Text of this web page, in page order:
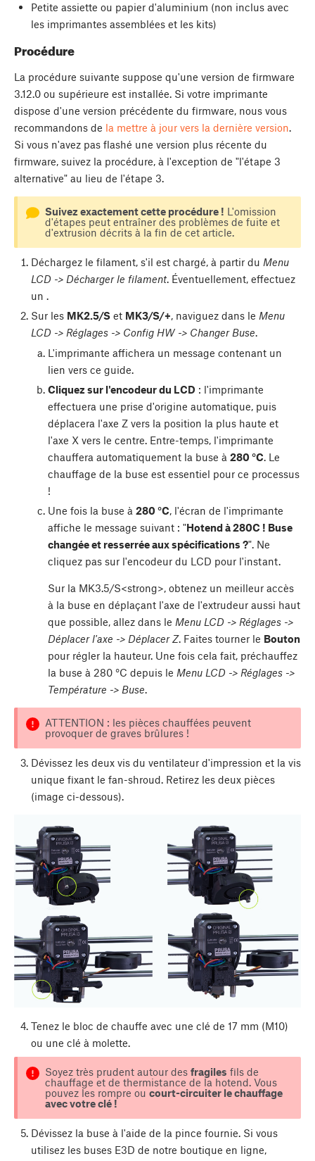
Petite assiette ou papier d'aluminium (non inclus avec
les imprimantes assemblées et les kits)
Procédure
La procédure suivante suppose qu'une version de firmware
3.12.0 ou supérieure est installée. Si votre imprimante
dispose d'une version précédente du firmware, nous vous
recommandons de la mettre à jour vers la dernière version.
Si vous n'avez pas flashé une version plus récente du
firmware, suivez la procédure, à l'exception de "l'étape 3
alternative" au lieu de l'étape 3.
Suivez exactement cette procédure ! L'omission
d'étapes peut entraîner des problèmes de fuite et
d'extrusion décrits à la fin de cet article.
Déchargez le filament, s'il est chargé, à partir du Menu
LCD -> Décharger le filament. Éventuellement, effectuez
un .
Sur les MK2.5/Set MK3/S/+, naviguez dans le Menu
LCD -> Réglages -> Config HW -> Changer Buse.
L'imprimante affichera un message contenant un
lien vers ce guide.
Cliquez sur l'encodeur du LCD : l'imprimante
effectuera une prise d'origine automatique, puis
déplacera l'axe Z vers la position la plus haute et
l'axe X vers le centre. Entre-temps, l'imprimante
chauffera automatiquement la buse à 280 °C. Le
chauffage de la buse est essentiel pour ce processus
!
Une fois la buse à 280 °C, l'écran de l'imprimante
affiche le message suivant : "Hotend à 280C ! Buse
changée et resserrée aux spécifications ?". Ne
cliquez pas sur l'encodeur du LCD pour l'instant.
Sur la MK3.5/S<strong>, obtenez un meilleur accès
à la buse en déplaçant l'axe de l'extrudeur aussi haut
que possible, allez dans le Menu LCD -> Réglages ->
Déplacer l'axe -> Déplacer Z. Faites tourner le Bouton
pour régler la hauteur. Une fois cela fait, préchauffez
la buse à 280 °C depuis le Menu LCD -> Réglages ->
Température -> Buse.
ATTENTION : les pièces chauffées peuvent
provoquer de graves brûlures !
Dévissez les deux vis du ventilateur d'impression et la vis
unique fixant le fan-shroud. Retirez les deux pièces
(image ci-dessous).
Tenez le bloc de chauffe avec une clé de 17 mm (M10)
ou une clé à molette.
Soyez très prudent autour des fragiles fils de
chauffage et de thermistance de la hotend. Vous
pouvez les rompre ou court-circuiter le chauffage
avec votre clé !
Dévissez la buse à l'aide de la pince fournie. Si vous
utilisez les buses E3D de notre boutique en ligne,